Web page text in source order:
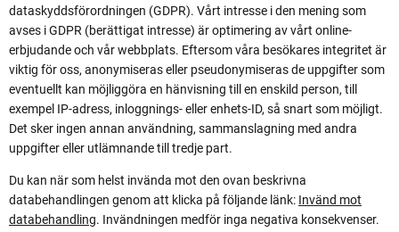
dataskyddsförordningen (GDPR). Vårt intresse i den mening som
avses i GDPR (berättigat intresse) är optimering av vårt online-
erbjudande och vår webbplats. Eftersom våra besökares integritet är
viktig för oss, anonymiseras eller pseudonymiseras de uppgifter som
eventuellt kan möjliggöra en hänvisning till en enskild person, till
exempel IP-adress, inloggnings- eller enhets-ID, så snart som möjligt.
Det sker ingen annan användning, sammanslagning med andra
uppgifter eller utlämnande till tredje part.
Du kan när som helst invända mot den ovan beskrivna
databehandlingen genom att klicka på följande länk: Invänd mot
databehandling. Invändningen medför inga negativa konsekvenser.